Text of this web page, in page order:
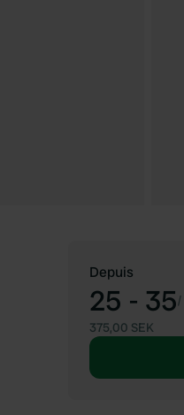
Depuis
25 - 35/
375,00 SEK